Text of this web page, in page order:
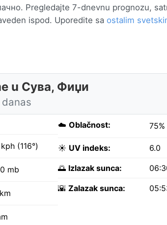
Pregledajte 7-dnevnu prognozu,
ispod. Uporedite sa ostalim
u Сува, Фиџи
(116°)
mb
☁️ Oblačnost: 75%
☀️ UV indeks: 6.0
🌅 Izlazak sunca:
🌇 Zalazak sunca: